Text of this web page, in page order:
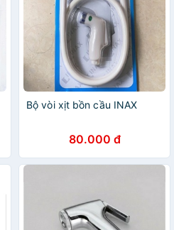
Bộ vòi xịt bồn cầu INAX
80.000 đ